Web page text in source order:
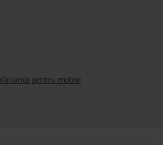
Varianta pentru mobile